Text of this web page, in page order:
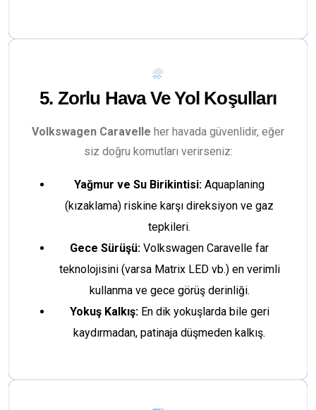
5. Zorlu Hava Ve Yol Koşulları
Volkswagen Caravelle her havada güvenlidir, eğer
siz doğru komutları verirseniz:
Yağmur ve Su Birikintisi: Aquaplaning
(kızaklama) riskine karşı direksiyon ve gaz
tepkileri.
Gece Sürüşü: Volkswagen Caravelle far
teknolojisini (varsa Matrix LED vb.) en verimli
kullanma ve gece görüş derinliği.
Yokuş Kalkış:En dik yokuşlarda bile geri
kaydırmadan, patinaja düşmeden kalkış.